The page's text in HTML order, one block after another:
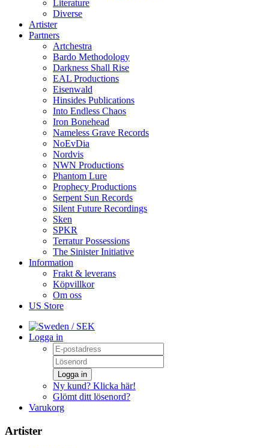
Literature
Diverse
Artister
Partners
Artchestra
Bardo Methodology
Darkness Shall Rise
EAL Productions
Eisenwald
Hinsides Publications
Into Endless Chaos
Iron Bonehead
Nameless Grave Records
NoEvDia
Nordvis
NWN Productions
Phantom Lure
Prophecy Productions
Serpent Sun Records
Silent Future Recordings
Sken
SPKR
Terratur Possessions
The Sinister Initiative
Information
Frakt & leverans
Köpvillkor
Om oss
US Store
/ SEK
Logga in
Logga in
Ny kund? Klicka här!
Glömt ditt lösenord?
Varukorg
Artister